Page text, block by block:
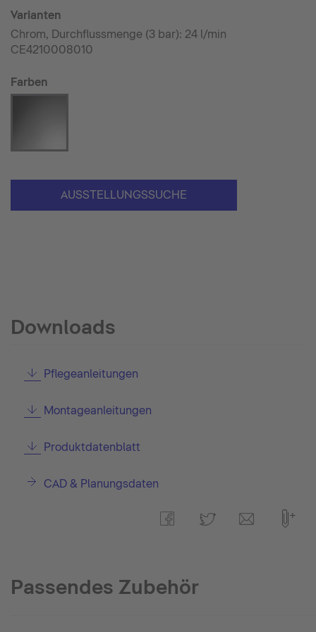
Varianten
Chrom, Durchflussmenge (3 bar): 24 l/min
CE4210008010
Farben
AUSSTELLUNGSSUCHE
Downloads
Pflegeanleitungen
Montageanleitungen
Produktdatenblatt
CAD & Planungsdaten
Passendes Zubehör